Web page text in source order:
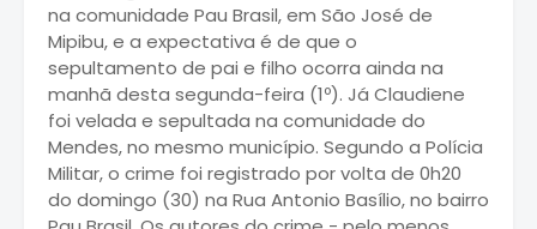
na comunidade Pau Brasil, em São José de
Mipibu, e a expectativa é de que o
sepultamento de pai e filho ocorra ainda na
manhã desta segunda-feira (1º). Já Claudiene
foi velada e sepultada na comunidade do
Mendes, no mesmo município. Segundo a Polícia
Militar, o crime foi registrado por volta de 0h20
do domingo (30) na Rua Antonio Basílio, no bairro